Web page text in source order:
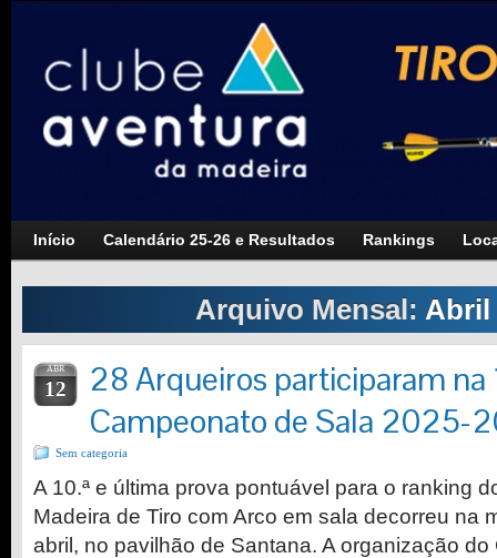
Início Calendário 25-26 e Resultados Rankings
Arquivo Mensal: Abril
ABR
12
28 Arqueiros participaram na
Campeonato de Sala 2025-
Sem categoria
A 10.ª e última prova pontuável para o ranking
Madeira de Tiro com Arco em sala decorreu na
abril, no pavilhão de Santana. A organização